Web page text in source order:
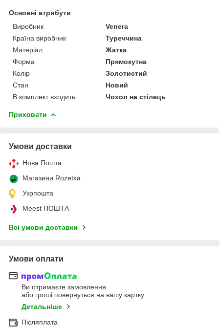
Основні атрибути
Виробник
Venera
Країна виробник
Туреччина
Матеріал
Жатка
Форма
Прямокутна
Колір
Золотистий
Стан
Новий
В комплект входить
Чохол на стілець
Приховати
Умови доставки
Нова Пошта
Магазини Rozetka
Укрпошта
Meest ПОШТА
Всі умови доставки
Умови оплати
Ви отримаєте замовлення
або гроші повернуться на вашу картку
Детальніше
Післяплата